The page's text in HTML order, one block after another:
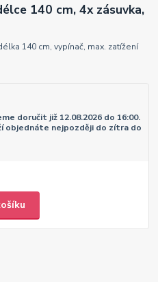
140 cm, 4x zásuvka,
140 cm, vypínač, max. zatížení
doručit již 12.08.2026 do 16:00.
objednáte nejpozději do zítra do